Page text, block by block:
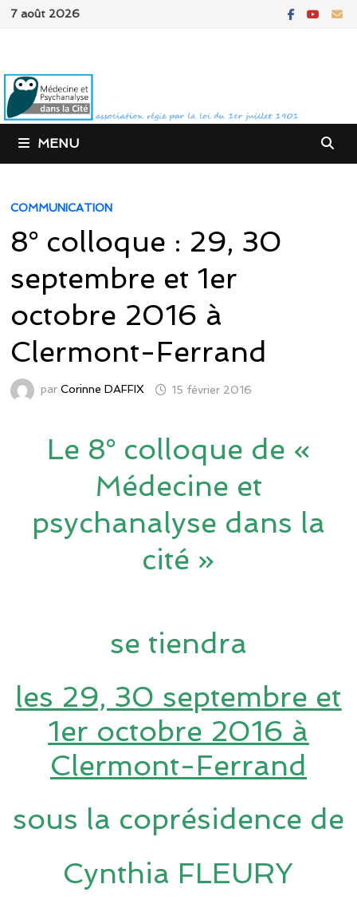
Passer
7 août 2026
MENU
COMMUNICATION
8° colloque : 29, 30
septembre et 1er
octobre 2016 à
Clermont-Ferrand
par Corinne DAFFIX 15 février 2016
Le 8° colloque de «
Médecine et
psychanalyse dans la
cité »
se tiendra
les 29, 30 septembre et
1er octobre 2016 à
Clermont-Ferrand
sous la coprésidence de
Cynthia FLEURY